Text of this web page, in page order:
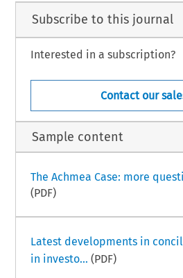
Subscribe to this journal
Interested in a subscription?
Contact our
Sample content
The Achmea Case: more
(PDF)
Latest developments in
in investo... (PDF)